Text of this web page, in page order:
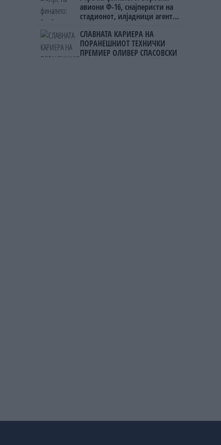
авиони Ф-16, снајперисти на
стадионот, илјадници агенти
СЛАВНАТА КАРИЕРА НА
ПОРАНЕШНИОТ ТЕХНИЧКИ
ПРЕМИЕР ОЛИВЕР СПАСОВСКИ